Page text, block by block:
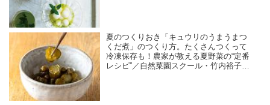
夏のつくりおき「キュウリのうまうまつ
くだ煮」のつくり方。たくさんつくって
冷凍保存も！農家が教える夏野菜の“定番
レシピ”／自然菜園スクール・竹内裕子さ